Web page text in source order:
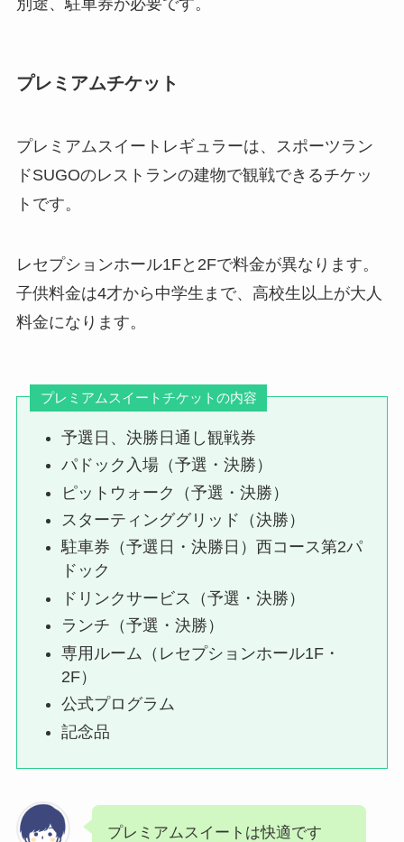
別途、駐車券が必要です。
プレミアムチケット
プレミアムスイートレギュラーは、スポーツラン
ドSUGOのレストランの建物で観戦できるチケッ
トです。
レセプションホール1Fと2Fで料金が異なります。
子供料金は4才から中学生まで、高校生以上が大人
料金になります。
プレミアムスイートチケットの内容
予選日、決勝日通し観戦券
パドック入場（予選・決勝）
ピットウォーク（予選・決勝）
スターティンググリッド（決勝）
駐車券（予選日・決勝日）西コース第2パ
ドック
ドリンクサービス（予選・決勝）
ランチ（予選・決勝）
専用ルーム（レセプションホール1F・
2F）
公式プログラム
記念品
プレミアムスイートは快適です